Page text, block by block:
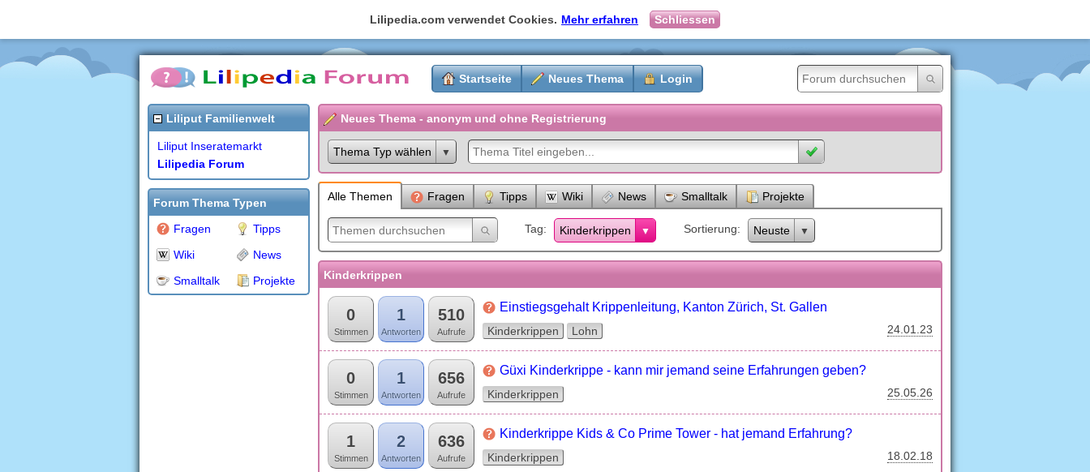
Lilipedia.com verwendet Cookies. Mehr erfahren Schliessen
Startseite Neues Thema Login
Liliput Familienwelt
Liliput Inseratemarkt
Lilipedia Forum
Forum Thema Typen
Fragen
Tipps
Wiki
News
Smalltalk
Projekte
Neues Thema - anonym und ohne Registrierung
Thema Typ wählen
Alle Themen Fragen Tipps Wiki News Smalltalk Projekte
Tag Kinderkrippen Sortierung Neuste
Kinderkrippen
0
Stimmen
1
Antworten
510
Aufrufe
Einstiegsgehalt Krippenleitung, Kanton Zürich, St. Gallen
Kinderkrippen Lohn 24.01.23
0
Stimmen
1
Antworten
656
Aufrufe
Güxi Kinderkrippe - kann mir jemand seine Erfahrungen geben?
Kinderkrippen 25.05.26
1
Stimmen
2
Antworten
636
Aufrufe
Kinderkrippe Kids & Co Prime Tower - hat jemand Erfahrung?
Kinderkrippen 18.02.18